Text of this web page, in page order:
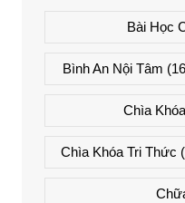
Bài Học
Bình An Nội Tâm
Chìa
Chìa Khóa Tri Thức